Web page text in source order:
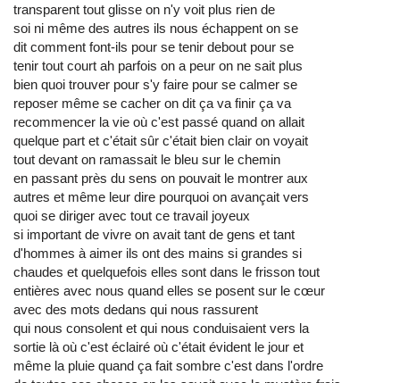
transparent tout glisse on n'y voit plus rien de
soi ni même des autres ils nous échappent on se
dit comment font-ils pour se tenir debout pour se
tenir tout court ah parfois on a peur on ne sait plus
bien quoi trouver pour s'y faire pour se calmer se
reposer même se cacher on dit ça va finir ça va
recommencer la vie où c'est passé quand on allait
quelque part et c'était sûr c'était bien clair on voyait
tout devant on ramassait le bleu sur le chemin
en passant près du sens on pouvait le montrer aux
autres et même leur dire pourquoi on avançait vers
quoi se diriger avec tout ce travail joyeux
si important de vivre on avait tant de gens et tant
d'hommes à aimer ils ont des mains si grandes si
chaudes et quelquefois elles sont dans le frisson tout
entières avec nous quand elles se posent sur le cœur
avec des mots dedans qui nous rassurent
qui nous consolent et qui nous conduisaient vers la
sortie là où c'est éclairé où c'était évident le jour et
même la pluie quand ça fait sombre c'est dans l'ordre